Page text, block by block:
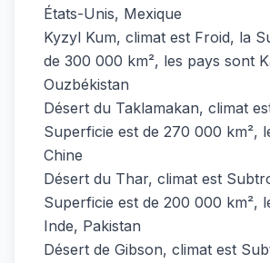
États-Unis, Mexique
Kyzyl Kum, climat est Froid, la
de 300 000 km², les pays sont
Ouzbékistan
Désert du Taklamakan, climat
Superficie est de 270 000 km²,
Chine
Désert du Thar, climat est
Superficie est de 200 000 km²,
Inde, Pakistan
Désert de Gibson, climat est